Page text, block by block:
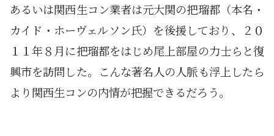
あるいは関西生コン業者は元大関の把瑠都（本名・
カイド・ホーヴェルソン氏）を後援しており、２０
１１年８月に把瑠都をはじめ尾上部屋の力士らと復
興市を訪問した。こんな著名人の人脈も浮上したら
より関西生コンの内情が把握できるだろう。